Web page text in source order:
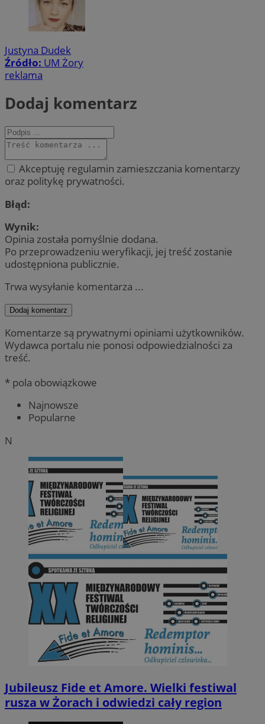
Justyna Dudek
Źródło: UM Żory
reklama
Dodaj komentarz
Akceptuję regulamin zamieszczania komentarzy
oraz politykę prywatności.
Błąd:
Wynik:
Opinia została pomyślnie dodana.
Po przeprowadzeniu weryfikacji, jej treść zostanie
udostępniona publicznie.
Trwa wysyłanie komentarza ...
Dodaj komentarz
Komentarze są prywatnymi opiniami użytkowników.
Wydawca portalu nie ponosi odpowiedzialności za
treść.
* pola obowiązkowe
Najnowsze
Popularne
N
Jubileusz Fide et Amore. Wielki festiwal
rusza w Żorach i odwiedzi cały region